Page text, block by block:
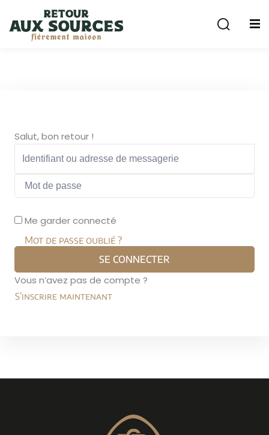
Salut, bon retour !
Me garder connecté
Mot de passe oublié ?
SE CONNECTER
Vous n’avez pas de compte ?
S’inscrire maintenant
Sign in
Sign up
Already have an account?